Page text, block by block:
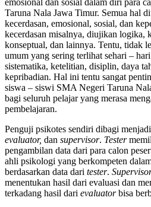
Taruna Nala Jawa Timur. Semua hal
kecerdasan, emosional, sosial, dan
kecerdasan misalnya, diujikan logika,
konseptual, dan lainnya. Tentu, tidak
umum yang sering terlihat sehari –
sistematika, ketelitian, disiplin, daya
kepribadian. Hal ini tentu sangat
siswa – siswi SMA Negeri Taruna
bagi seluruh pelajar yang merasa
pembelajaran.
Penguji psikotes sendiri dibagi
evaluator, dan supervisor. Tester
pengambilan data dari para calon
ahli psikologi yang berkompeten
berdasarkan data dari tester.
menentukan hasil dari evaluasi dan
terkadang hasil dari evaluatorbisa